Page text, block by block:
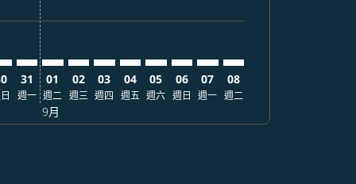
31
週一
01
週二
9月
02
週三
03
週四
04
週五
05
週六
06
週日
07
週一
08
週二